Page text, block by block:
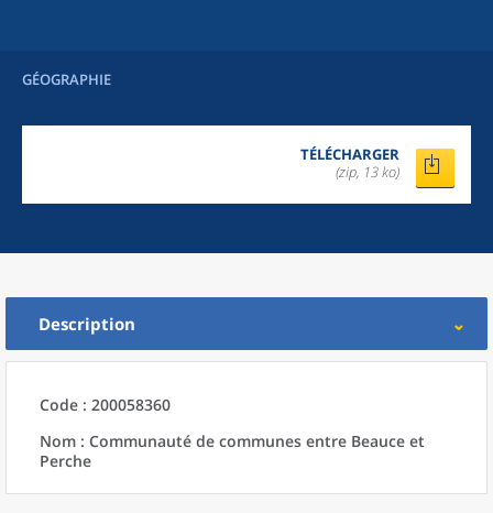
GÉOGRAPHIE
TÉLÉCHARGER
(zip, 13 ko)
Description
Code : 200058360
Nom : Communauté de communes entre Beauce et
Perche